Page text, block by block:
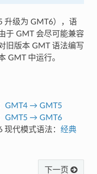
升级为 GMT6），语
于 GMT 会尽可能兼容
旧版本 GMT 语法编写
GMT 中运行。
GMT4 → GMT5
GMT5 → GMT6
代模式语法： 经典
下一页